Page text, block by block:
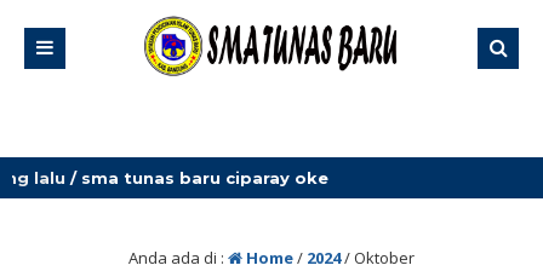
lalu/ sma tunas baru ciparay oke
Anda ada di : Home/ 2024/Oktober